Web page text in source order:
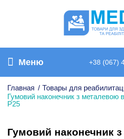
Меню +38 (067)
Главная / Товары для
Гумовий наконечник з металевою
P25
Гумовий наконечник